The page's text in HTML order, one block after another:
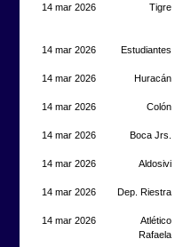
14 mar 2026 Tigre
14 mar 2026 Estudiantes
14 mar 2026 Huracán
14 mar 2026 Colón
14 mar 2026 Boca Jrs.
14 mar 2026 Aldosivi
14 mar 2026 Dep. Riestra
14 mar 2026
Atlético
Rafaela